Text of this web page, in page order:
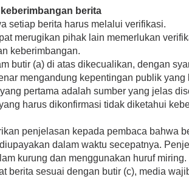
berita
setiap berita harus melalui verifikasi.
merugikan pihak lain memerlukan
keberimbangan.
butir (a) di atas dikecualikan, dengan
mengandung kepentingan publik yang
pertama adalah sumber yang jelas
harus dikonfirmasi tidak diketahui
penjelasan kepada pembaca bahwa
dalam waktu secepatnya.
kurung dan menggunakan huruf miring.
berita sesuai dengan butir (c), media